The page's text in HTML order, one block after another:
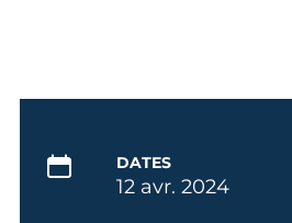
DATES
12 avr. 2024